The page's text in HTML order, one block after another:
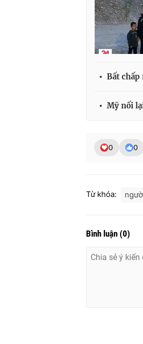
Bất chấp
Mỹ nối
0 0
Từ khóa:
Bình luận (0)